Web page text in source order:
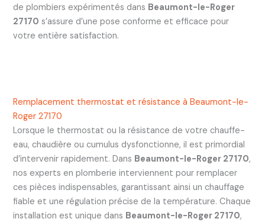
de plombiers expérimentés dans Beaumont-le-Roger
27170 s’assure d’une pose conforme et efficace pour
votre entière satisfaction.
Remplacement thermostat et résistance à Beaumont-le-
Roger 27170
Lorsque le thermostat ou la résistance de votre chauffe-
eau, chaudière ou cumulus dysfonctionne, il est primordial
d’intervenir rapidement. Dans Beaumont-le-Roger 27170,
nos experts en plomberie interviennent pour remplacer
ces pièces indispensables, garantissant ainsi un chauffage
fiable et une régulation précise de la température. Chaque
installation est unique dans Beaumont-le-Roger 27170,